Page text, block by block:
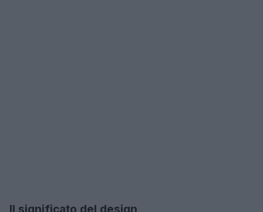
Il significato del design